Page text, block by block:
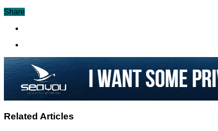
Share
Related Articles